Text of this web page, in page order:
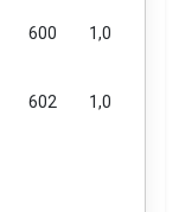
600 1,0
602 1,0